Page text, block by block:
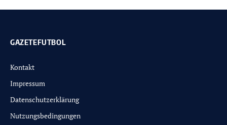
GAZETEFUTBOL
Kontakt
Impressum
Datenschutzerklärung
Nutzungsbedingungen